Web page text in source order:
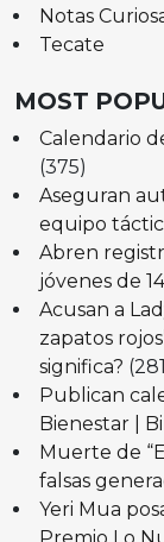
Notas
Tecate
MOST
Calendario
(375)
Aseguran
equipo
Abren
jóvenes de
Acusan a
zapatos
significa?
Publican
Bienestar |
Muerte de
falsas
Yeri Mua